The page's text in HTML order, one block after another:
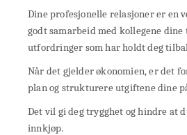
Dine profesjonelle relasjoner er en
godt samarbeid med kollegene
utfordringer som har holdt deg
Når det gjelder økonomien, er det
plan og strukturere utgiftene dine
Det vil gi deg trygghet og hindre at
innkjøp.